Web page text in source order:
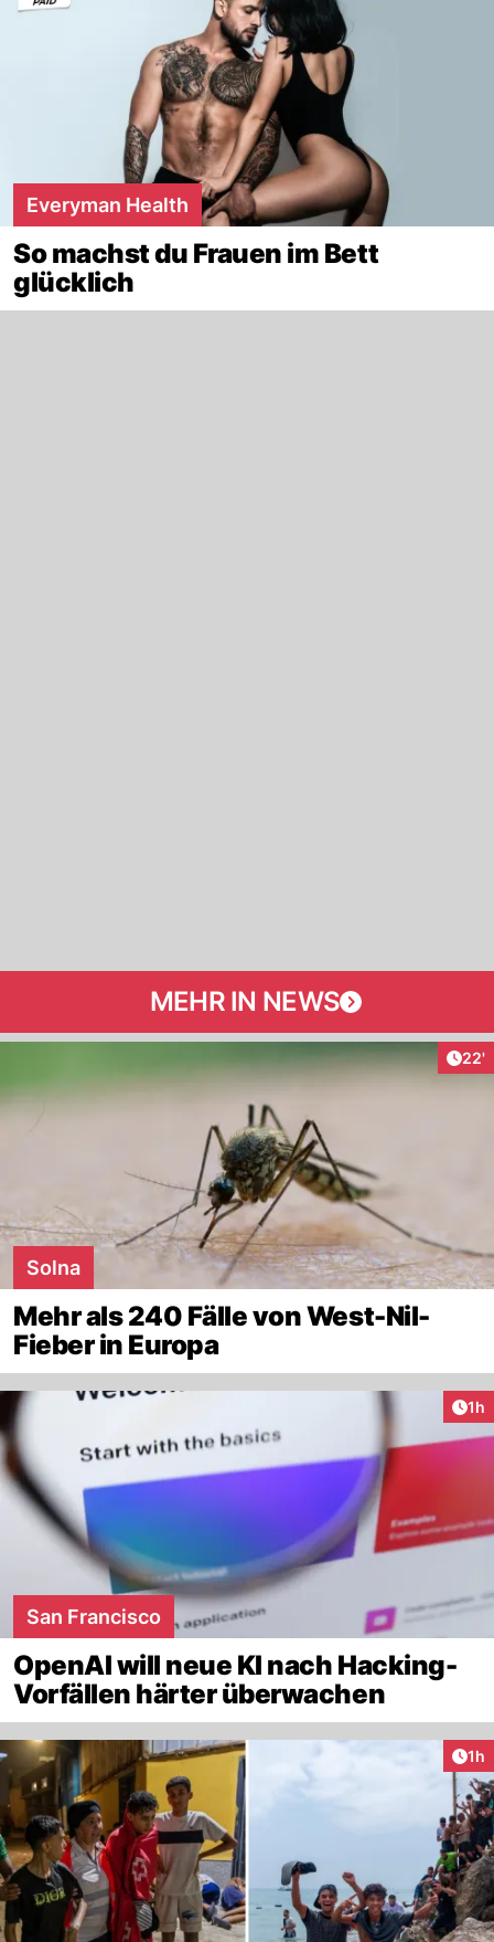
Everyman Health
So machst du Frauen im Bett
glücklich
MEHR IN NEWS
22'
Solna
Mehr als 240 Fälle von West-Nil-
Fieber in Europa
1h
San Francisco
OpenAI will neue KI nach Hacking-
Vorfällen härter überwachen
1h